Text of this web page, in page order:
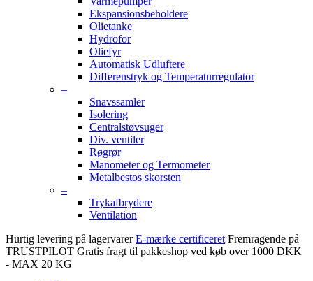
Ekspansionsbeholdere
Olietanke
Hydrofor
Oliefyr
Automatisk Udluftere
Differenstryk og Temperaturregulator
–
Snavssamler
Isolering
Centralstøvsuger
Div. ventiler
Røgrør
Manometer og Termometer
Metalbestos skorsten
–
Trykafbrydere
Ventilation
Hurtig levering på lagervarer E-mærke certificeret Fremragende på
TRUSTPILOT Gratis fragt til pakkeshop ved køb over 1000 DKK
- MAX 20 KG